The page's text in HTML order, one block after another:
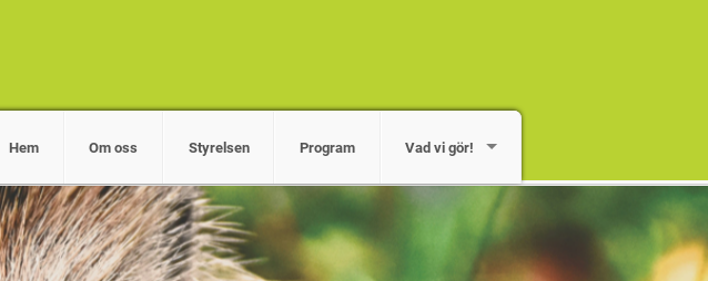
Hem Om oss Styrelsen Program Vad vi gör!